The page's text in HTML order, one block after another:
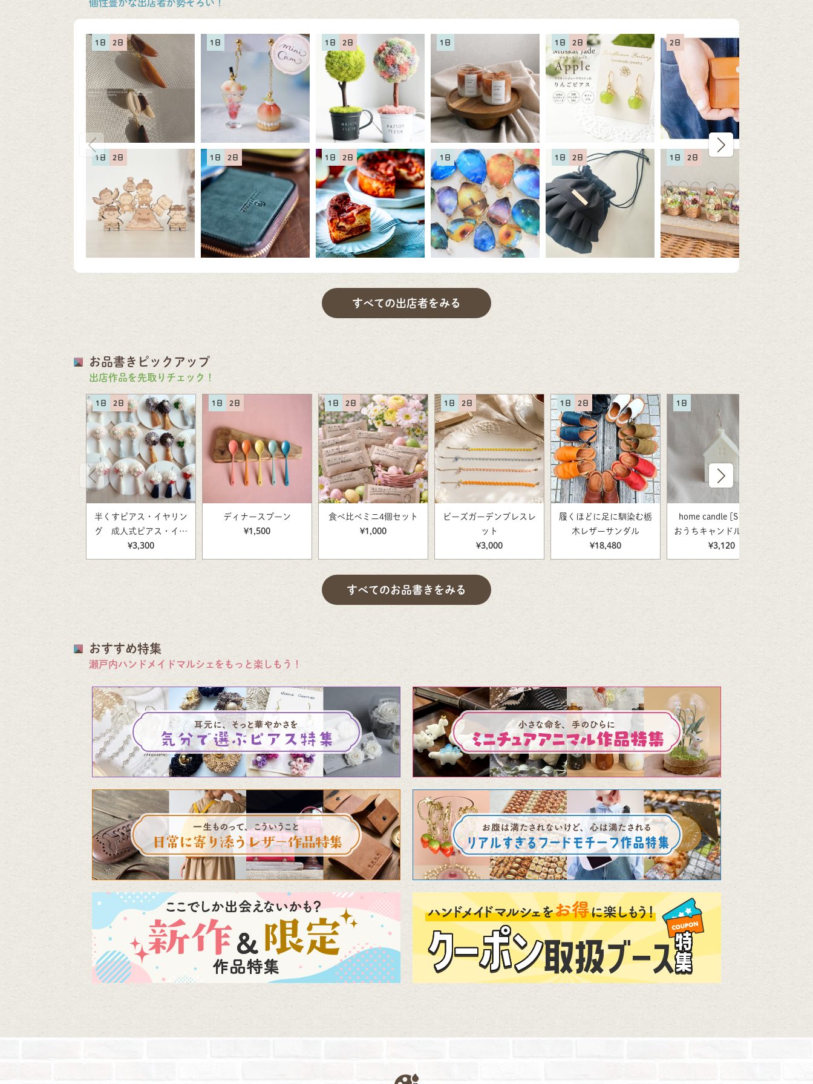
個性豊かな出店者が勢ぞろい！
1日 2日
1日 2日
1日
1日 2日
1日 2日
1日 2日
1日
1日
1日 2日
1日 2日
2日
1日 2日
1日
すべての出店者をみる
お品書きピックアップ
出店作品を先取りチェック！
1日 2日
半くすピアス・イヤリン
グ 成人式ピアス・イヤ
リング 卒業式ピアス・
イヤリング 結婚式ピア
ス・イヤリング 和風ピ
ピアス・イヤリング
¥3,300
1日 2日
ディナースプーン
¥1,500
1日 2日
食べ比べミニ4個セット
¥1,000
1日 2日
ビーズガーデンブレスレ
ット
¥3,000
1日 2日
履くほどに足に馴染む栃
木レザーサンダル
¥18,480
1日
home candle [S size] |
おうちキャンドル [Sサイ
ズ]
¥3,120
1日
すべてのお品書きをみる
おすすめ特集
瀬戸内ハンドメイドマルシェをもっと楽しもう！